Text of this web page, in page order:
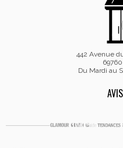
442 Avenue
Du Mardi au
AVIS